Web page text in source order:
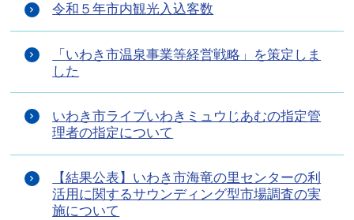
令和５年市内観光入込客数
「いわき市温泉事業等経営戦略」を策定しま
した
いわき市ライブいわきミュウじあむの指定管
理者の指定について
【結果公表】いわき市海竜の里センターの利
活用に関するサウンディング型市場調査の実
施について